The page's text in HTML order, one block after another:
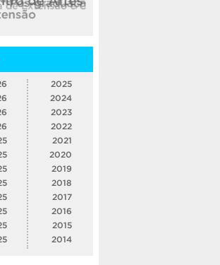
2025
2024
2023
2022
2021
2020
2019
2018
2017
2016
2015
2014